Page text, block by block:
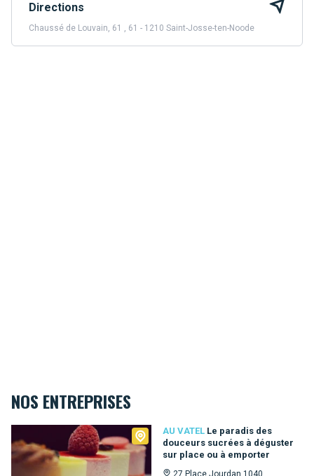
Directions
Chaussé de Louvain, 61 , 61 - 1210 Saint-Josse-ten-Noode
NOS ENTREPRISES
AU VATEL Le paradis des
douceurs sucrées à déguster
sur place ou à emporter
27 Place Jourdan 1040